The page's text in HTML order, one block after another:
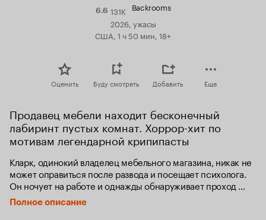
6.6Рейтинг
Кинопоиска
131K Backrooms
2026, ужасы
США, 1 ч 50 мин, 18+
Оценить Буду смотреть Добавить Еще
Продавец мебели находит бесконечный
лабиринт пустых комнат. Хоррор-хит по
мотивам легендарной крипипасты
Кларк, одинокий владелец мебельного магазина, никак не
может оправиться после развода и посещает психолога.
Он ночует на работе и однажды обнаруживает проход
в другое измерение. Так Кларк оказывается
в бесконечном лабиринте жёлтых комнат и коридоров,
Полное описание